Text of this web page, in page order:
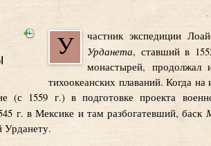
У частник экспедиции
Урданета, ставший в
монастырей, продолжал
тихоокеанских плаваний. Когда
(с 1559 г.) в подготовке проекта
г. в Мексике и там разбогатевший, баск
Урданету.